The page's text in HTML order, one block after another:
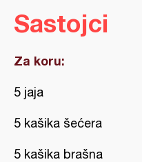
Sastojci
Za koru:
5 jaja
5 kašika šećera
5 kašika brašna